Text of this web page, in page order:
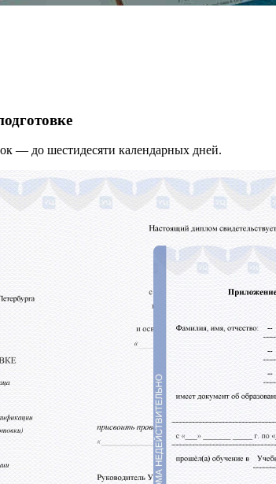
— до шестидесяти календарных дней.